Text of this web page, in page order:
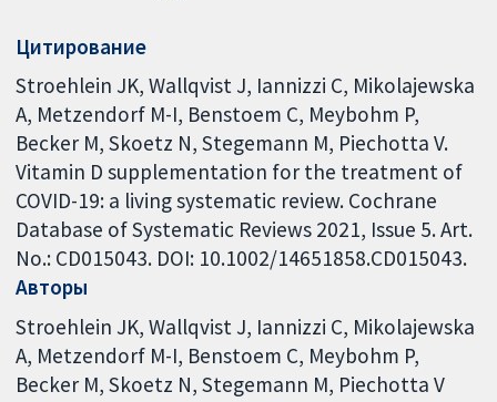
Цитирование
Stroehlein JK, Wallqvist J, Iannizzi C, Mikolajewska
A, Metzendorf M-I, Benstoem C, Meybohm P,
Becker M, Skoetz N, Stegemann M, Piechotta V.
Vitamin D supplementation for the treatment of
COVID-19: a living systematic review. Cochrane
Database of Systematic Reviews 2021, Issue 5. Art.
No.: CD015043. DOI: 10.1002/14651858.CD015043.
Авторы
Stroehlein JK Wallqvist J Iannizzi C Mikolajewska
A Metzendorf M-I Benstoem C Meybohm P
Becker M Skoetz N Stegemann M Piechotta V